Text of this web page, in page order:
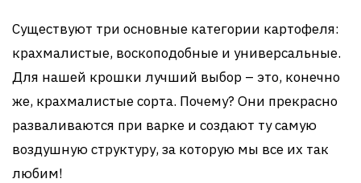
Существуют три основные категории картофеля:
крахмалистые, воскоподобные и универсальные.
Для нашей крошки лучший выбор – это, конечно
же, крахмалистые сорта. Почему? Они прекрасно
разваливаются при варке и создают ту самую
воздушную структуру, за которую мы все их так
любим!